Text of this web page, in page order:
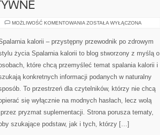
MOŻLIWOŚĆ KOMENTOWANIA METODY
ZOSTAŁA WYŁĄCZONA
kalorii – przystępny przewodnik po zdrowym
życia Spalarnia kalorii to blog stworzony z myślą o
które chcą przemyśleć temat spalania kalorii i
konkretnych informacji podanych w naturalny
To przestrzeń dla czytelników, którzy nie chcą
się wyłącznie na modnych hasłach, lecz wolą
pryzmat suplementacji. Strona porusza tematy,
szukające podstaw, jak i tych, którzy […]